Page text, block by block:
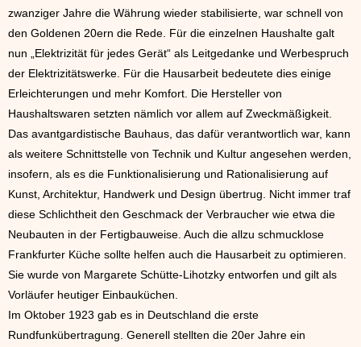
zwanziger Jahre die Währung wieder stabilisierte, war schnell von
den Goldenen 20ern die Rede. Für die einzelnen Haushalte galt
nun „Elektrizität für jedes Gerät“ als Leitgedanke und Werbespruch
der Elektrizitätswerke. Für die Hausarbeit bedeutete dies einige
Erleichterungen und mehr Komfort. Die Hersteller von
Haushaltswaren setzten nämlich vor allem auf Zweckmäßigkeit.
Das avantgardistische Bauhaus, das dafür verantwortlich war, kann
als weitere Schnittstelle von Technik und Kultur angesehen werden,
insofern, als es die Funktionalisierung und Rationalisierung auf
Kunst, Architektur, Handwerk und Design übertrug. Nicht immer traf
diese Schlichtheit den Geschmack der Verbraucher wie etwa die
Neubauten in der Fertigbauweise. Auch die allzu schmucklose
Frankfurter Küche sollte helfen auch die Hausarbeit zu optimieren.
Sie wurde von Margarete Schütte-Lihotzky entworfen und gilt als
Vorläufer heutiger Einbauküchen.
Im Oktober 1923 gab es in Deutschland die erste
Rundfunkübertragung. Generell stellten die 20er Jahre ein